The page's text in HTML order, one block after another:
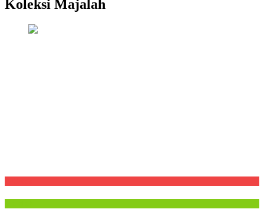
Koleksi Majalah